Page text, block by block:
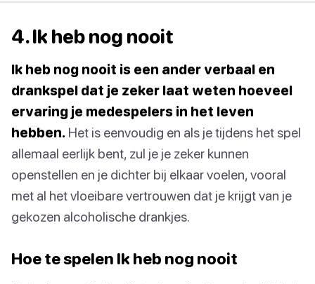
4. Ik heb nog nooit
Ik heb nog nooit is een ander verbaal en
drankspel dat je zeker laat weten hoeveel
ervaring je medespelers in het leven
hebben. Het is eenvoudig en als je tijdens het spel
allemaal eerlijk bent, zul je je zeker kunnen
openstellen en je dichter bij elkaar voelen, vooral
met al het vloeibare vertrouwen dat je krijgt van je
gekozen alcoholische drankjes.
Hoe te spelen Ik heb nog nooit